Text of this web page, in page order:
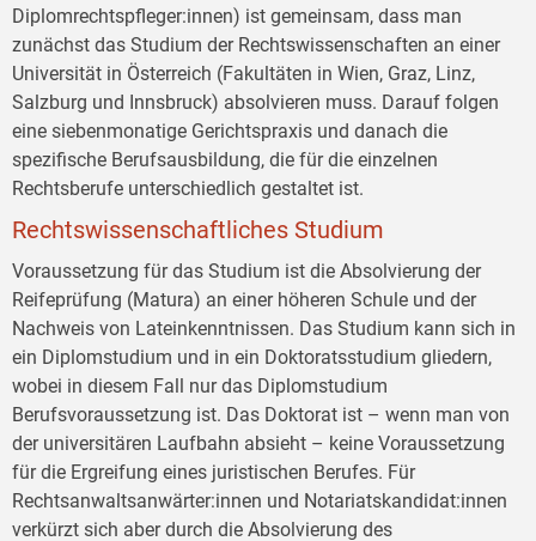
Diplomrechtspfleger:innen) ist gemeinsam, dass man
zunächst das Studium der Rechtswissenschaften an einer
Universität in Österreich (Fakultäten in Wien, Graz, Linz,
Salzburg und Innsbruck) absolvieren muss. Darauf folgen
eine siebenmonatige Gerichtspraxis und danach die
spezifische Berufsausbildung, die für die einzelnen
Rechtsberufe unterschiedlich gestaltet ist.
Rechtswissenschaftliches Studium
Voraussetzung für das Studium ist die Absolvierung der
Reifeprüfung (Matura) an einer höheren Schule und der
Nachweis von Lateinkenntnissen. Das Studium kann sich in
ein Diplomstudium und in ein Doktoratsstudium gliedern,
wobei in diesem Fall nur das Diplomstudium
Berufsvoraussetzung ist. Das Doktorat ist – wenn man von
der universitären Laufbahn absieht – keine Voraussetzung
für die Ergreifung eines juristischen Berufes. Für
Rechtsanwaltsanwärter:innen und Notariatskandidat:innen
verkürzt sich aber durch die Absolvierung des